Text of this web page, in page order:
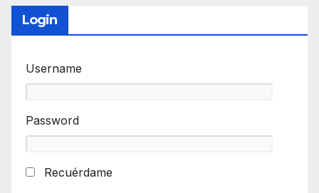
Login
Username
Password
Recuérdame